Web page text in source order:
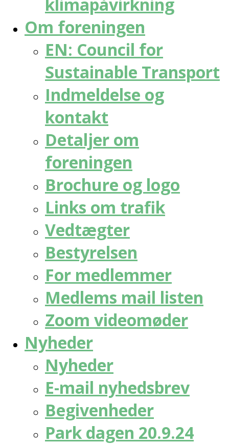
Om foreningen
EN: Council for
Sustainable Transport
Indmeldelse og
kontakt
Detaljer om
foreningen
Brochure og logo
Links om trafik
Vedtægter
Bestyrelsen
For medlemmer
Medlems mail listen
Zoom videomøder
Nyheder
Nyheder
E-mail nyhedsbrev
Begivenheder
Park dagen 20.9.24